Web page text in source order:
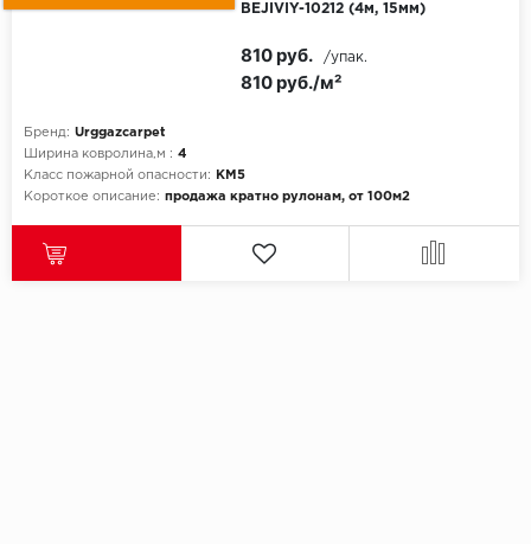
BEJIVIY-10212 (4м, 15мм)
Бренд: Urggazcarpet
Ширина ковролина,м : 4
Класс пожарной опасности:
КМ5
Короткое описание: продажа кратно рулонам, от 100м2
810 руб./м²
810 руб. /упак.